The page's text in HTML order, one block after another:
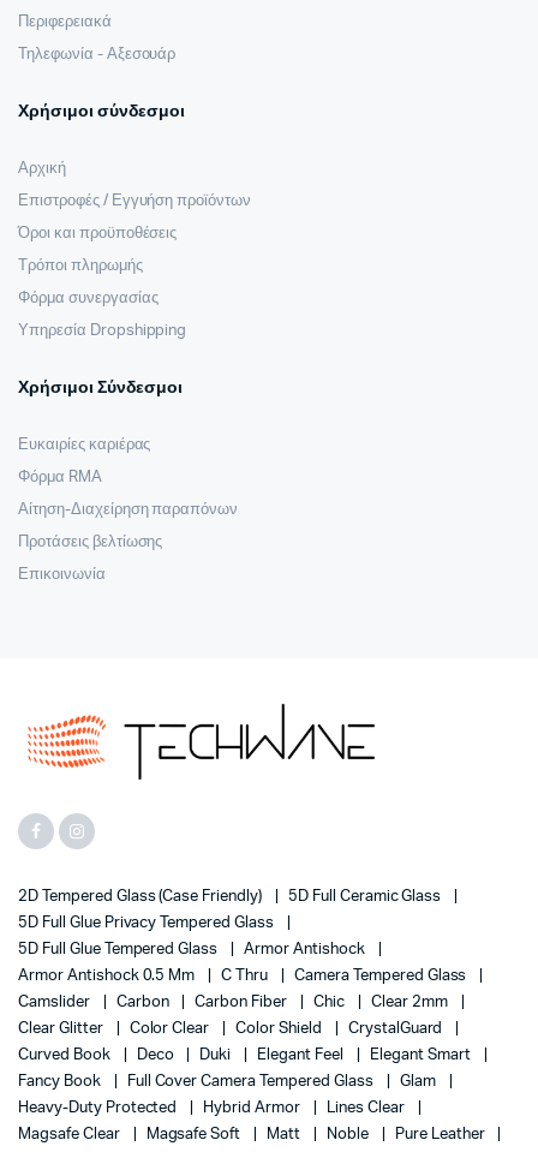
Περιφερειακά
Τηλεφωνία - Αξεσουάρ
Χρήσιμοι σύνδεσμοι
Αρχική
Επιστροφές / Εγγυήση προϊόντων
Όροι και προϋποθέσεις
Τρόποι πληρωμής
Φόρμα συνεργασίας
Υπηρεσία Dropshipping
Χρήσιμοι Σύνδεσμοι
Ευκαιρίες καριέρας
Φόρμα RMA
Αίτηση-Διαχείρηση παραπόνων
Προτάσεις βελτίωσης
Επικοινωνία
2D Tempered Glass (case Friendly)
5D Full Ceramic Glass
5D Full Glue Privacy Tempered Glass
5D Full Glue Tempered Glass
Armor Antishock
Armor Antishock 0.5 Mm
C Thru
Camera Tempered Glass
Camslider
Carbon Carbon Fiber Chic
Clear 2mm
Clear Glitter
Color Clear Color Shield
CrystalGuard
Curved Book
Deco Duki Elegant Feel
Elegant Smart
Fancy Book
Full Cover Camera Tempered Glass
Glam
Heavy-Duty Protected
Hybrid Armor
Lines Clear
Magsafe Clear
Magsafe Soft Matt Noble Pure Leather